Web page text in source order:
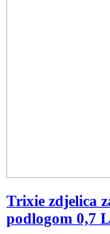
Trixie zdjelica
podlogom 0,7